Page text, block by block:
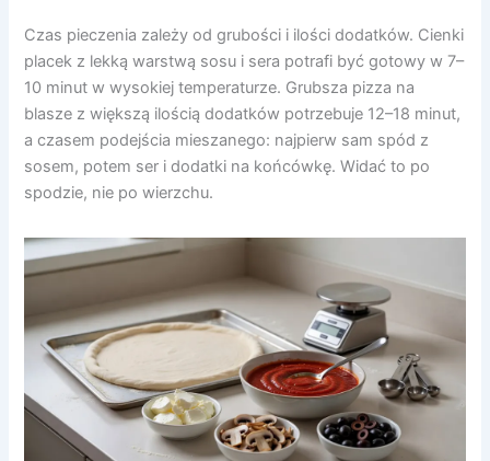
Czas pieczenia zależy od grubości i ilości dodatków. Cienki
placek z lekką warstwą sosu i sera potrafi być gotowy w 7–
10 minut w wysokiej temperaturze. Grubsza pizza na
blasze z większą ilością dodatków potrzebuje 12–18 minut,
a czasem podejścia mieszanego: najpierw sam spód z
sosem, potem ser i dodatki na końcówkę. Widać to po
spodzie, nie po wierzchu.